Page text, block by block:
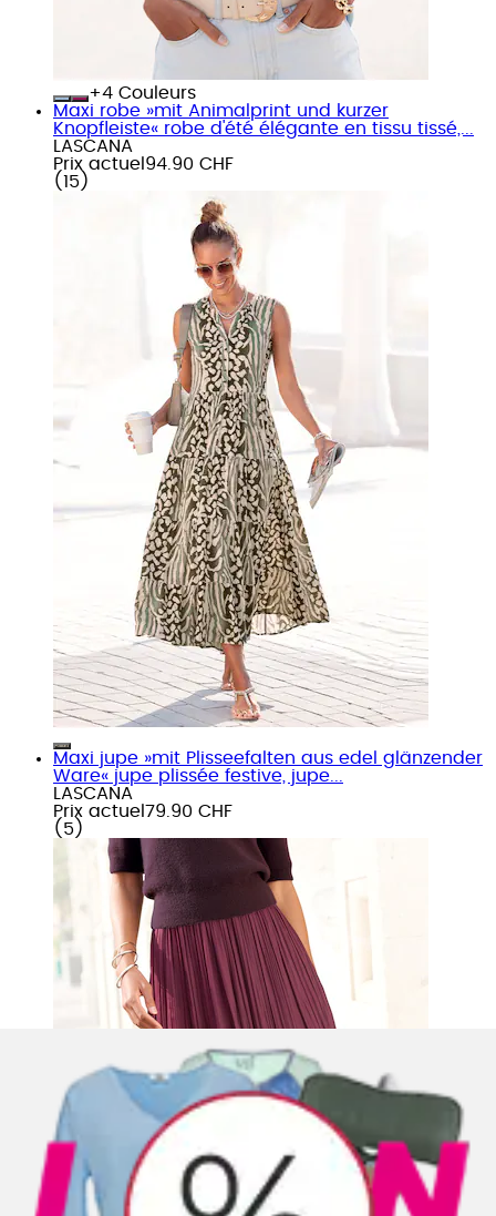
+
Couleurs
Maxi robe »mit Animalprint und kurzer
Knopfleiste« robe d'été élégante en tissu tissé,...
LASCANA
Prix actuel 94.90 CHF
( 15 )
Maxi jupe »mit Plisseefalten aus edel glänzender
Ware« jupe plissée festive, jupe...
LASCANA
Prix actuel 79.90 CHF
( 5 )